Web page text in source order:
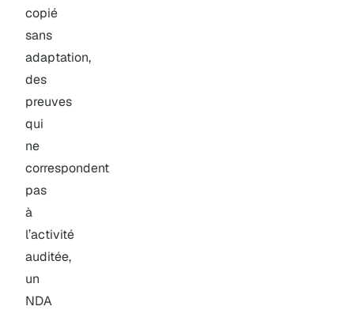
copié
sans
adaptation,
des
preuves
qui
ne
correspondent
pas
à
l’activité
auditée,
un
NDA